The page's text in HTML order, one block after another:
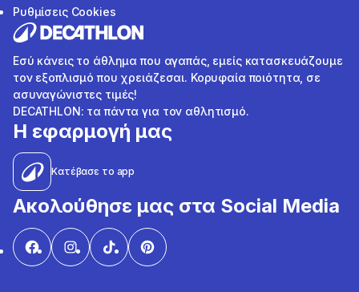
Ρυθμίσεις Cookies
Εσύ κάνεις το άθλημα που αγαπάς, εμείς κατασκευάζουμε
τον εξοπλισμό που χρειάζεσαι. Κορυφαία ποιότητα, σε
ασυναγώνιστες τιμές!
DECATHLON: τα πάντα για τον αθλητισμό.
Η εφαρμογή μας
Κατέβασε το app
Ακολούθησε μας στα Social Media